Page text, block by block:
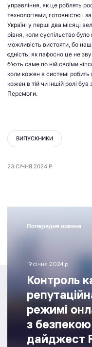
управління, як це роблять
технологіями, готовністю і
Україні у перші два місяці
рівня, коли суспільство
можливість вистояти, бо
єдність, як пафосно це не
б'ють саме по ній своїми
коли кожен в системі
кожен в тій чи іншій ролі
Перемоги.
ВИПУСКНИКИ
23 СІЧНЯ 2024 Р.
Попередня новина
19 січня 2024 р.
Контроль
режимі
з безпекою
дайджест